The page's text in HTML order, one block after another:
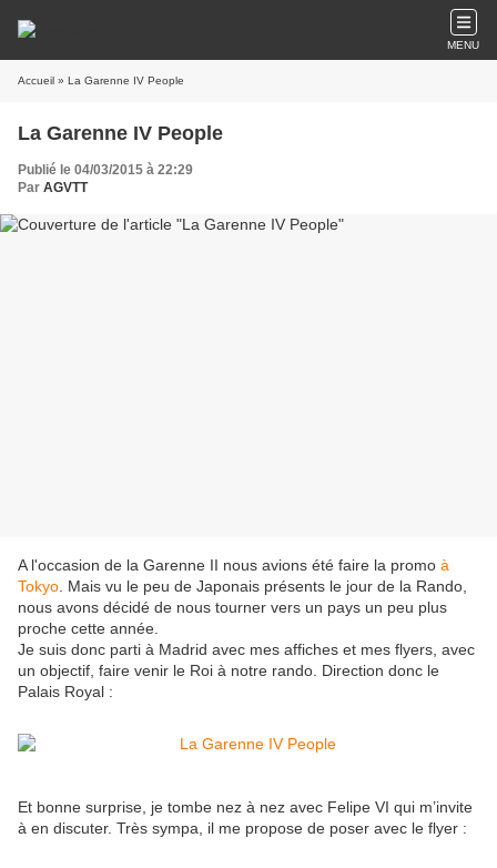
MENU
Accueil » La Garenne IV People
La Garenne IV People
Publié le 04/03/2015 à 22:29
Par AGVTT
A l'occasion de la Garenne II nous avions été faire la promo à
Tokyo . Mais vu le peu de Japonais présents le jour de la Rando,
nous avons décidé de nous tourner vers un pays un peu plus
proche cette année.
Je suis donc parti à Madrid avec mes affiches et mes flyers, avec
un objectif, faire venir le Roi à notre rando. Direction donc le
Palais Royal :
Et bonne surprise, je tombe nez à nez avec Felipe VI qui m’invite
à en discuter. Très sympa, il me propose de poser avec le flyer :